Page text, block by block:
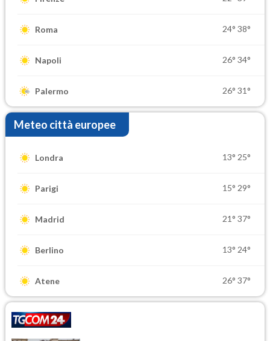
Roma 24° 38°
Napoli 26° 34°
Palermo 26° 31°
Meteo città europee
Londra 13° 25°
Parigi 15° 29°
Madrid 21° 37°
Berlino 13° 24°
Atene 26° 37°